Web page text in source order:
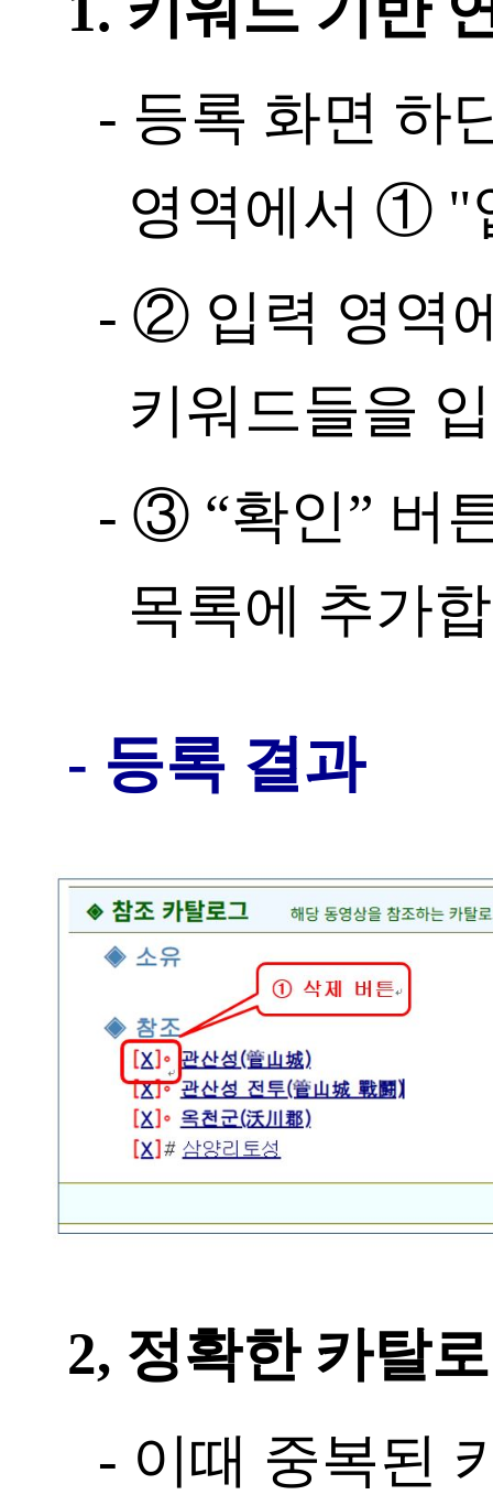
- 등록 화면 하
영역에서 ① "
- ② 입력 영역
키워드들을
- ③ “확인” 버
목록에 추가
- 등록 결과
2, 정확한 카탈
- 이때 중복된